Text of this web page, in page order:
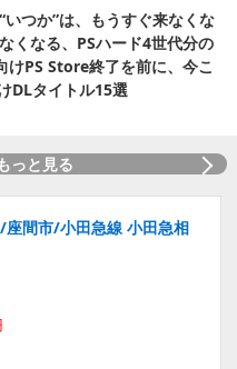
いつか”は、もうすぐ来なくな
くなる、PSハード4世代分の
けPS Store終了を前に、今こ
DLタイトル15選
っと見る
間市/小田急線 小田急相